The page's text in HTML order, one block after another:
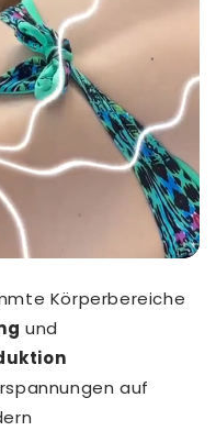
Körperbereiche
und
auf